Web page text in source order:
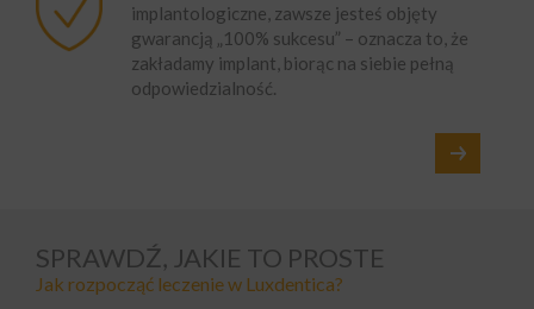
implantologiczne, zawsze jesteś objęty
gwarancją „100% sukcesu” – oznacza to, że
zakładamy implant, biorąc na siebie pełną
odpowiedzialność.
SPRAWDŹ, JAKIE TO PROSTE
Jak rozpocząć leczenie w Luxdentica?